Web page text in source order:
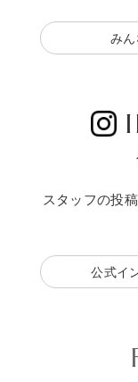
み
スタッフの投
公式イ